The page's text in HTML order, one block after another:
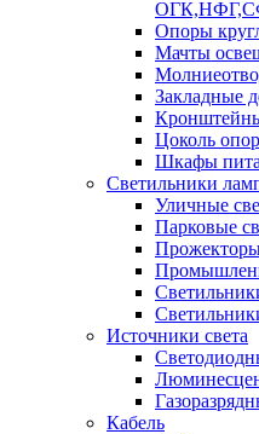
Опоры
Мачты
Закладные
Цоколь
Шкафы
Светильники
Уличные
Парковые
Прожекторы
Источники света
Кабель